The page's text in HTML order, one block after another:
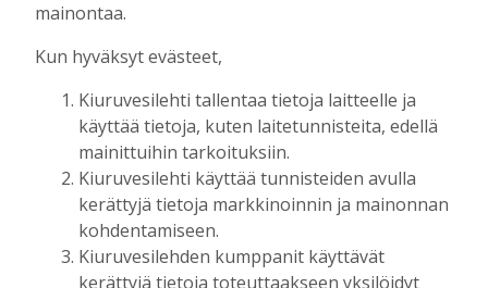
Golftapahtuma tuotti jälleen komeasti
julkaistaan loppuvuodesta
Tilaajille
Aku Laatikainen 7.8.2026 11:33
Biokaasu, Hingunniemi, tiet,
rahoitusasiat, työllisyys, lääkäripula… –
ministeri Sari Essayahin kanssa piisasi
keskustelunaiheita
Tilaajille
Aku Laatikainen 6.8.2026 16:00
mainontaa.
Kun hyväksyt evästeet,
Kiuruvesilehti tallentaa tietoja laitteelle ja
käyttää tietoja, kuten laitetunnisteita, edellä
mainittuihin tarkoituksiin.
Kiuruvesilehti käyttää tunnisteiden avulla
kerättyjä tietoja markkinoinnin ja mainonnan
kohdentamiseen.
Kiuruvesilehden kumppanit käyttävät
kerättyjä tietoja toteuttaakseen yksilöidyt